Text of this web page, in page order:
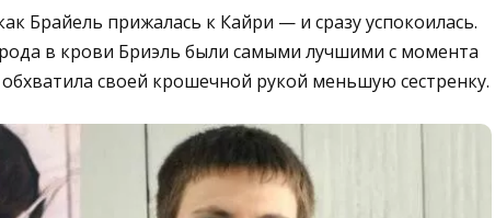
Брайель прижалась к Кайри — и сразу успокоилась.
в крови Бриэль были самыми лучшими с момента
своей крошечной рукой меньшую сестренку.